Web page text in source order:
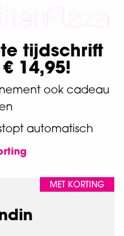
tijdschrift
14,95!
ook cadeau
automatisch
MET KORTING